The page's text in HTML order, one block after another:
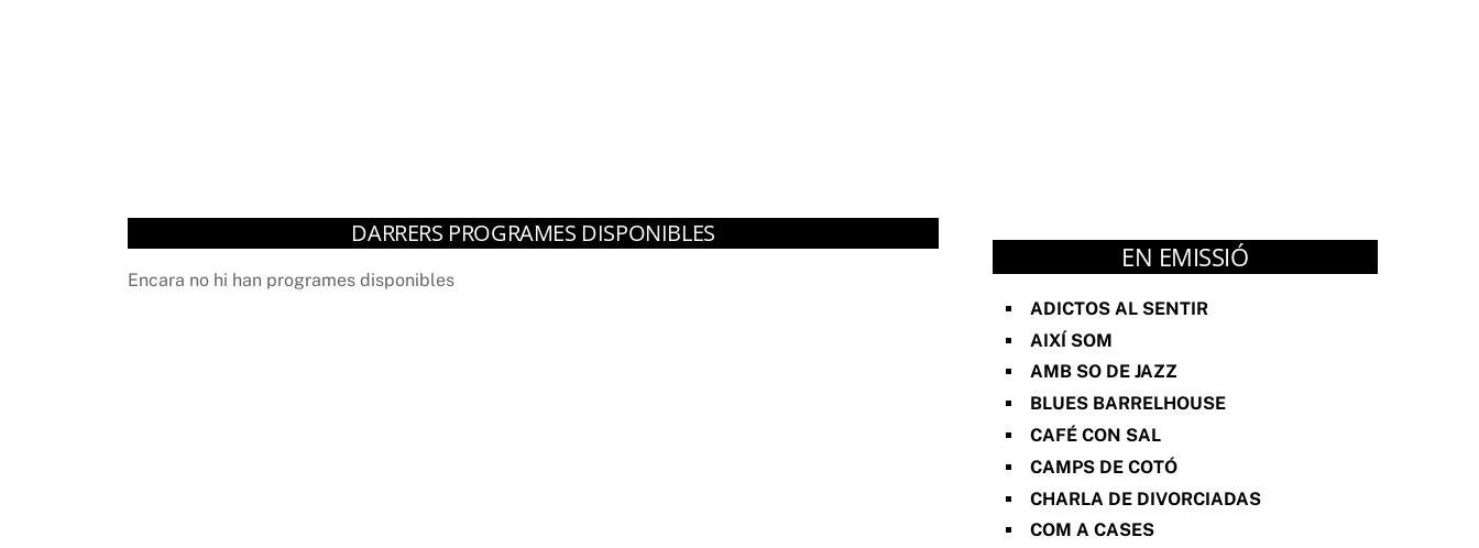
DARRERS PROGRAMES DISPONIBLES
Encara no hi han programes disponibles
EN EMISSIÓ
ADICTOS AL SENTIR
AIXÍ SOM
AMB SO DE JAZZ
BLUES BARRELHOUSE
CAFÉ CON SAL
CAMPS DE COTÓ
CHARLA DE DIVORCIADAS
COM A CASES